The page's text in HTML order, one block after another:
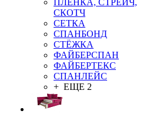
ПЛЁНКА, СТРЕЙЧ,
СКОТЧ
СЕТКА
СПАНБОНД
СТЁЖКА
ФАЙБЕРСПАН
ФАЙБЕРТЕКС
СПАНЛЕЙС
+ ЕЩЕ 2